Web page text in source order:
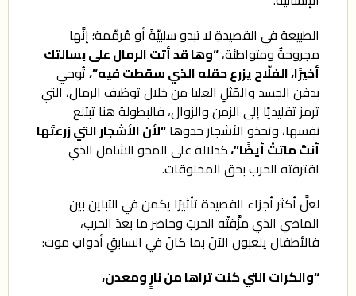
الطبيعة في القصيدةِ لا تبدو سلبيَّةً أو مُرمَّمة؛ إنَّها
مجروحةٌ ومتواطئة،“وها قد أتت الرمال على بسالتك
أخيرًا، الفلّاح يزرع حقله الذي سقطت فيه”،تُوحي
بدفن الجسد والمُثلِ العليا من خلال توظيف الرمال، التي
ترمز تقليديًا إلى الزمن والزوال، فالبطولة هنا تبتلع
نفسها، وتحذو الأشجار حذوها“لأن الأشجار التي زرعتَها
أنتَ ماتتْ أيضًا”،كدلالة على المحو الشامل الذي
اقترفته الحرب بحق المخلوقات.
لعلَّ أكثر أجزاء القصيدة تأثيرًا يكمن في التباين بين
الماضي الذي مزَّقتْه الحربُ وحاضر ما بعدَ الحرب،
فالأطفال يلعبون الآنَ بما كانَ في السابقِ أدواتِ موت:
“والكرات التي كنت تراها من نارٍ ومعدن،